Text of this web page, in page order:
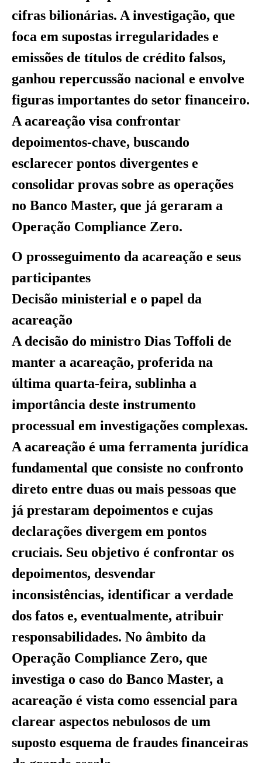
cifras bilionárias. A investigação, que
foca em supostas irregularidades e
emissões de títulos de crédito falsos,
ganhou repercussão nacional e envolve
figuras importantes do setor financeiro.
A acareação visa confrontar
depoimentos-chave, buscando
esclarecer pontos divergentes e
consolidar provas sobre as operações
no Banco Master, que já geraram a
Operação Compliance Zero.
O prosseguimento da acareação e seus
participantes
Decisão ministerial e o papel da
acareação
A decisão do ministro Dias Toffoli de
manter a acareação, proferida na
última quarta-feira, sublinha a
importância deste instrumento
processual em investigações complexas.
A acareação é uma ferramenta jurídica
fundamental que consiste no confronto
direto entre duas ou mais pessoas que
já prestaram depoimentos e cujas
declarações divergem em pontos
cruciais. Seu objetivo é confrontar os
depoimentos, desvendar
inconsistências, identificar a verdade
dos fatos e, eventualmente, atribuir
responsabilidades. No âmbito da
Operação Compliance Zero, que
investiga o caso do Banco Master, a
acareação é vista como essencial para
clarear aspectos nebulosos de um
suposto esquema de fraudes financeiras